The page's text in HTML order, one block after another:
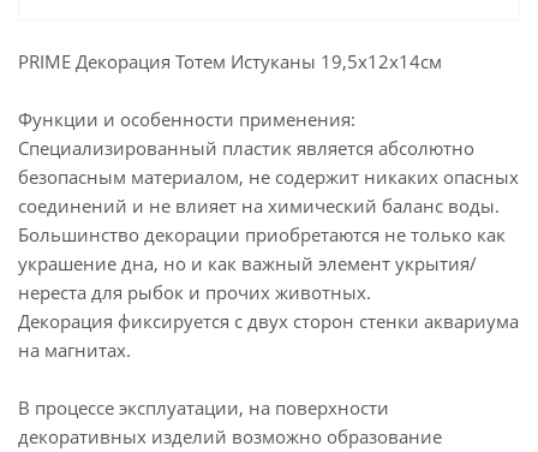
PRIME Декорация Тотем Истуканы 19,5х12х14см
Функции и особенности применения:
Специализированный пластик является абсолютно
безопасным материалом, не содержит никаких опасных
соединений и не влияет на химический баланс воды.
Большинство декорации приобретаются не только как
украшение дна, но и как важный элемент укрытия/
нереста для рыбок и прочих животных.
Декорация фиксируется с двух сторон стенки аквариума
на магнитах.
В процессе эксплуатации, на поверхности
декоративных изделий возможно образование